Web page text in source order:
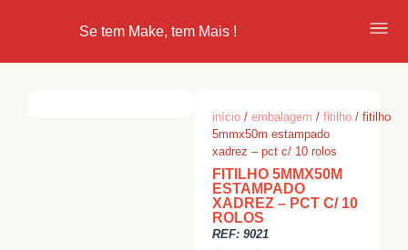
Se tem Make, tem Mais !
início /embalagem /fitilho / fitilho
5mmx50m estampado
xadrez – pct c/ 10 rolos
FITILHO 5MMX50M
ESTAMPADO
XADREZ – PCT C/ 10
ROLOS
REF:9021